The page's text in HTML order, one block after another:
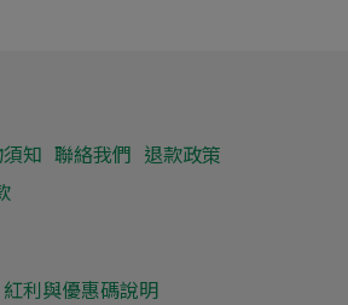
知 聯絡我們 退款政策
紅利與優惠碼說明